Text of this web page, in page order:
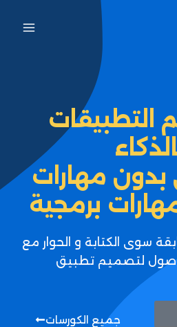
التطبيقات
بدون مهارات
برمجية
سوى الكتابة و الحوار مع
لتصميم تطبيق
جميع الكورسات